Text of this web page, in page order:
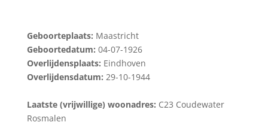
Geboorteplaats: Maastricht
Geboortedatum: 04-07-1926
Overlijdensplaats: Eindhoven
Overlijdensdatum: 29-10-1944
Laatste (vrijwillige) woonadres: C23 Coudewater
Rosmalen